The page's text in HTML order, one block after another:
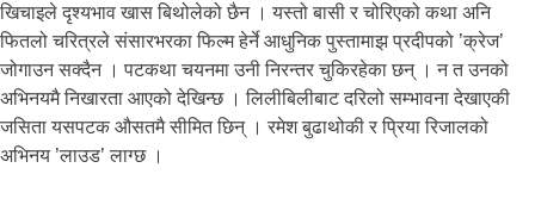
खिचाइले दृश्यभाव खास बिथोलेको छैन । यस्तो बासी र चोरिएको कथा अनि
फितलो चरित्रले संसारभरका फिल्म हेर्ने आधुनिक पुस्तामाझ प्रदीपको ’क्रेज’
जोगाउन सक्दैन । पटकथा चयनमा उनी निरन्तर चुकिरहेका छन् । न त उनको
अभिनयमै निखारता आएको देखिन्छ । लिलीबिलीबाट दरिलो सम्भावना देखाएकी
जसिता यसपटक औसतमै सीमित छिन् । रमेश बुढाथोकी र प्रिया रिजालको
अभिनय ’लाउड’ लाग्छ ।